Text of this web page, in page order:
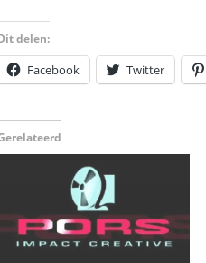
delen:
Facebook Twitter